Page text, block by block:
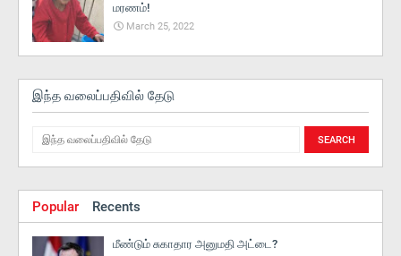
மரணம்!
March 25, 2022
இந்த வலைப்பதிவில் தேடு
Popular Recents
மீண்டும் சுகாதார அனுமதி அட்டை?